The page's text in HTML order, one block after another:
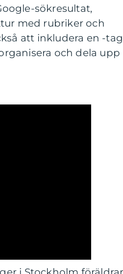
sökresultat,
med rubriker och
att inkludera en -
och dela upp